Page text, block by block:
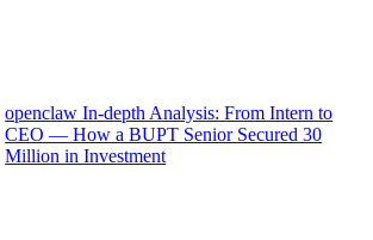
openclaw In-depth Analysis: From Intern to
CEO — How a BUPT Senior Secured 30
Million in Investment